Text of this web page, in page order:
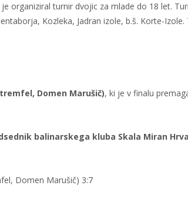
je organiziral turnir dvojic za mlade do 18 let.
Kozleka, Jadran izole, b.š. Korte-
Domen Marušič), ki je v finalu
balinarskega kluba Skala Miran
Domen Marušič) 3:7